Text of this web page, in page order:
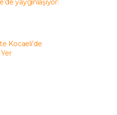
yaygınlaşıyor:
Kocaeli’de